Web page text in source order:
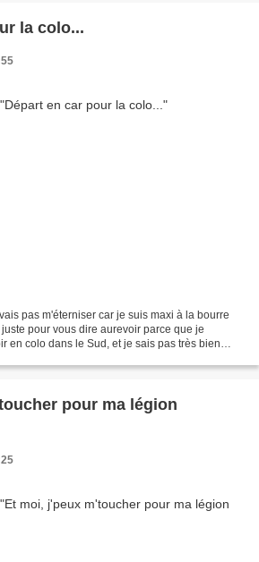
la colo...
pas m'éterniser car je suis maxi à la bourre
pour vous dire aurevoir parce que je
en colo dans le Sud, et je sais pas très bien
pour ma légion